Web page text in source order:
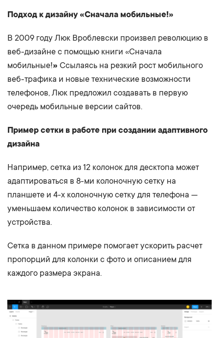
Подход к дизайну «Сначала мобильные!»
В 2009 году Люк Вроблевски произвел революцию в
веб-дизайне с помощью книги «Сначала
мобильные!» Ссылаясь на резкий рост мобильного
веб-трафика и новые технические возможности
телефонов, Люк предложил создавать в первую
очередь мобильные версии сайтов.
Пример сетки в работе при создании адаптивного
дизайна
Например, сетка из 12 колонок для десктопа может
адаптироваться в 8-ми колоночную сетку на
планшете и 4-х колоночную сетку для телефона —
уменьшаем количество колонок в зависимости от
устройства.
Сетка в данном примере помогает ускорить расчет
пропорций для колонки с фото и описанием для
каждого размера экрана.